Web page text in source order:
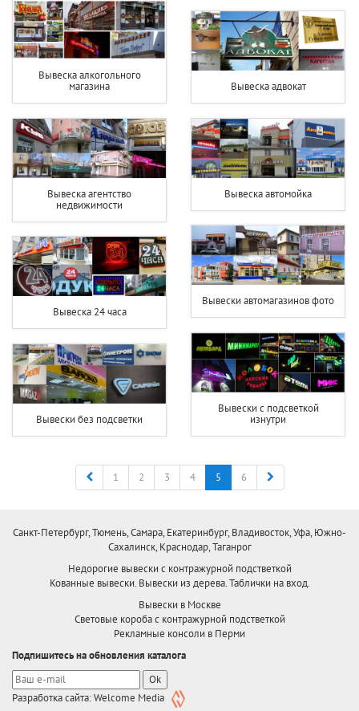
Вывеска алкогольного
магазина
Вывеска адвокат
Вывеска агентство
недвижимости
Вывеска автомойка
Вывески автомагазинов фото
Вывеска 24 часа
Вывески с подсветкой
изнутри
Вывески без подсветки
Назад 1 2 3 4 5 6 Вперед
Санкт-Петербург, Тюмень, Самара, Екатеринбург, Владивосток, Уфа, Южно-
Сахалинск, Краснодар, Таганрог
Недорогие вывески с контражурной подстветкой
Кованные вывески. Вывески из дерева. Таблички на вход.
Вывески в Москве
Световые короба с контражурной подстветкой
Рекламные консоли в Перми
Подпишитесь на обновления каталога
Ok
Разработка сайта: Welcome Media